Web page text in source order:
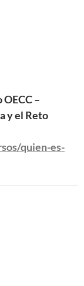
–
y el Reto
quien-es-